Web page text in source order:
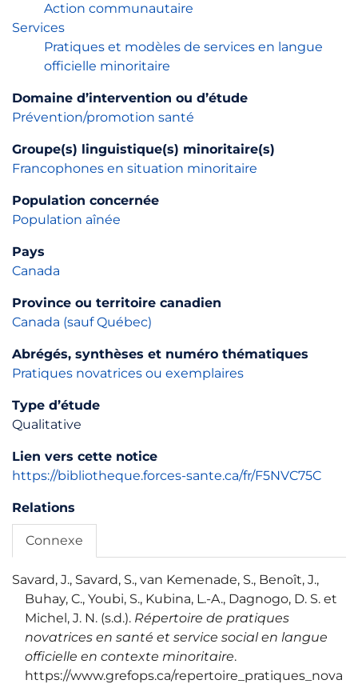
Action communautaire
Services
Pratiques et modèles de services en langue
officielle minoritaire
Domaine d’intervention ou d’étude
Prévention/promotion santé
Groupe(s) linguistique(s) minoritaire(s)
Francophones en situation minoritaire
Population concernée
Population aînée
Pays
Canada
Province ou territoire canadien
Canada (sauf Québec)
Abrégés, synthèses et numéro thématiques
Pratiques novatrices ou exemplaires
Type d’étude
Qualitative
Lien vers cette notice
https://bibliotheque.forces-sante.ca/fr/F5NVC75C
Relations
Connexe
Savard, J., Savard, S., van Kemenade, S., Benoît, J.,
Buhay, C., Youbi, S., Kubina, L.-A., Dagnogo, D. S. et
Michel, J. N. (s.d.). Répertoire de pratiques
novatrices en santé et service social en langue
officielle en contexte minoritaire.
https://www.grefops.ca/repertoire_pratiques_nova